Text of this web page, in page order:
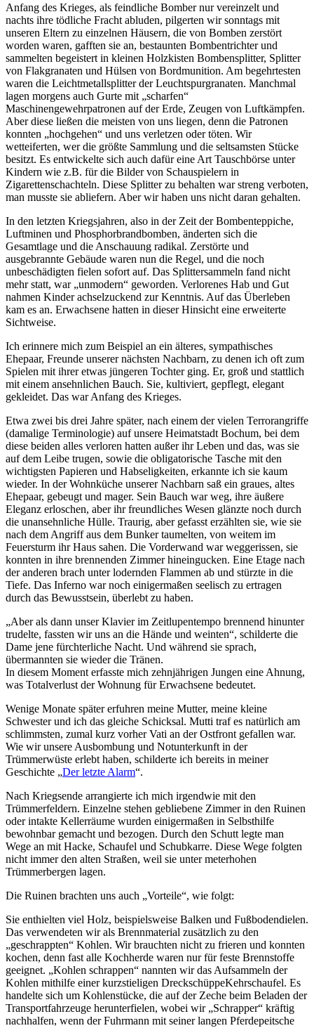
Anfang des Krieges, als feindliche Bomber nur vereinzelt und
nachts ihre tödliche Fracht abluden, pilgerten wir sonntags mit
unseren Eltern zu einzelnen Häusern, die von Bomben zerstört
worden waren, gafften sie an, bestaunten Bombentrichter und
sammelten begeistert in kleinen Holzkisten Bombensplitter, Splitter
von Flakgranaten und Hülsen von Bordmunition. Am begehrtesten
waren die Leichtmetallsplitter der Leuchtspurgranaten. Manchmal
lagen morgens auch Gurte mit
scharfen
Maschinengewehrpatronen auf der Erde, Zeugen von Luftkämpfen.
Aber diese ließen die meisten von uns liegen, denn die Patronen
konnten
hochgehen
und uns verletzen oder töten. Wir
wetteiferten, wer die größte Sammlung und die seltsamsten Stücke
besitzt. Es entwickelte sich auch dafür eine Art Tauschbörse unter
Kindern wie z.B. für die Bilder von Schauspielern in
Zigarettenschachteln. Diese Splitter zu behalten war streng verboten,
man musste sie abliefern. Aber wir haben uns nicht daran gehalten.
In den letzten Kriegsjahren, also in der Zeit der Bombenteppiche,
Luftminen und Phosphorbrandbomben, änderten sich die
Gesamtlage und die Anschauung radikal. Zerstörte und
ausgebrannte Gebäude waren nun die Regel, und die noch
unbeschädigten fielen sofort auf. Das Splittersammeln fand nicht
mehr statt, war unmodern
geworden. Verlorenes Hab und Gut
nahmen Kinder achselzuckend zur Kenntnis. Auf das Überleben
kam es an. Erwachsene hatten in dieser Hinsicht eine erweiterte
Sichtweise.
Ich erinnere mich zum Beispiel an ein älteres, sympathisches
Ehepaar, Freunde unserer nächsten Nachbarn, zu denen ich oft zum
Spielen mit ihrer etwas jüngeren Tochter ging. Er, groß und stattlich
mit einem ansehnlichen Bauch. Sie, kultiviert, gepflegt, elegant
gekleidet. Das war Anfang des Krieges.
Etwa zwei bis drei Jahre später, nach einem der vielen Terrorangriffe
(damalige Terminologie) auf unsere Heimatstadt Bochum, bei dem
diese beiden alles verloren hatten außer ihr Leben und das, was sie
auf dem Leibe trugen, sowie die obligatorische Tasche mit den
wichtigsten Papieren und Habseligkeiten, erkannte ich sie kaum
wieder. In der Wohnküche unserer Nachbarn saß ein graues, altes
Ehepaar, gebeugt und mager. Sein Bauch war weg, ihre äußere
Eleganz erloschen, aber ihr freundliches Wesen glänzte noch durch
die unansehnliche Hülle. Traurig, aber gefasst erzählten sie, wie sie
nach dem Angriff aus dem Bunker taumelten, von weitem im
Feuersturm ihr Haus sahen. Die Vorderwand war weggerissen, sie
konnten in ihre brennenden Zimmer hineingucken. Eine Etage nach
der anderen brach unter lodernden Flammen ab und stürzte in die
Tiefe. Das Inferno war noch einigermaßen seelisch zu ertragen
durch das Bewusstsein, überlebt zu haben.
Aber als dann unser Klavier im Zeitlupentempo brennend hinunter
trudelte, fassten wir uns an die Hände und weinten , schilderte die
Dame jene fürchterliche Nacht. Und während sie sprach,
übermannten sie wieder die Tränen.
In diesem Moment erfasste mich zehnjährigen Jungen eine Ahnung,
was Totalverlust der Wohnung für Erwachsene bedeutet.
Wenige Monate später erfuhren meine Mutter, meine kleine
Schwester und ich das gleiche Schicksal. Mutti traf es natürlich am
schlimmsten, zumal kurz vorher Vati an der Ostfront gefallen war.
Wie wir unsere Ausbombung und Notunterkunft in der
Trümmerwüste erlebt haben, schilderte ich bereits in meiner
Geschichte
Der letzte Alarm .
Nach Kriegsende arrangierte ich mich irgendwie mit den
Trümmerfeldern. Einzelne stehen gebliebene Zimmer in den Ruinen
oder intakte Kellerräume wurden einigermaßen in Selbsthilfe
bewohnbar gemacht und bezogen. Durch den Schutt legte man
Wege an mit Hacke, Schaufel und Schubkarre. Diese Wege folgten
nicht immer den alten Straßen, weil sie unter meterhohen
Trümmerbergen lagen.
Die Ruinen brachten uns auch
Vorteile , wie folgt:
Sie enthielten viel Holz, beispielsweise Balken und Fußbodendielen.
Das verwendeten wir als Brennmaterial zusätzlich zu den
geschrappten
Kohlen. Wir brauchten nicht zu frieren und konnten
kochen, denn fast alle Kochherde waren nur für feste Brennstoffe
geeignet.
Kohlen schrappen
nannten wir das Aufsammeln der
Kohlen mithilfe einer kurzstieligen DreckschüppeKehrschaufel. Es
handelte sich um Kohlenstücke, die auf der Zeche beim Beladen der
Transportfahrzeuge herunterfielen, wobei wir
Schrapper
kräftig
nachhalfen, wenn der Fuhrmann mit seiner langen Pferdepeitsche